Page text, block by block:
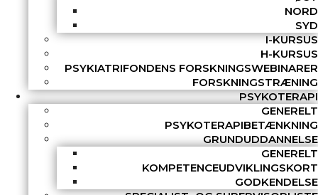
NORD
SYD
I-KURSUS
H-KURSUS
PSYKIATRIFONDENS FORSKNINGSWEBINARER
FORSKNINGSTRÆNING
PSYKOTERAPI
GENERELT
PSYKOTERAPIBETÆNKNING
GRUNDUDDANNELSE
GENERELT
KOMPETENCEUDVIKLINGSKORT
GODKENDELSE